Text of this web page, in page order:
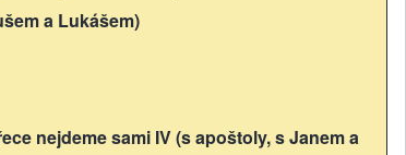
a Lukášem)
nejdeme sami IV (s apoštoly, s Janem a